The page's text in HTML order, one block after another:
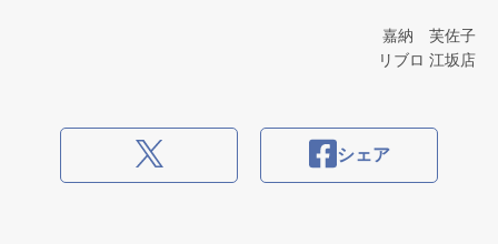
嘉納 芙佐子
リブロ 江坂店
シェア